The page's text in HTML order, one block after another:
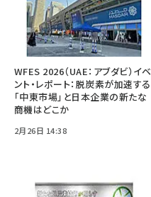
WFES 2026（UAE：アブダビ）イベ
ント・レポート：脱炭素が加速する
「中東市場」と日本企業の新たな
商機はどこか
2月26日 14:38